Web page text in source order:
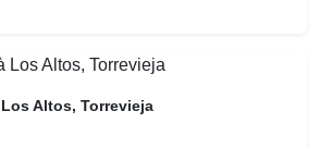
Altos, Torrevieja